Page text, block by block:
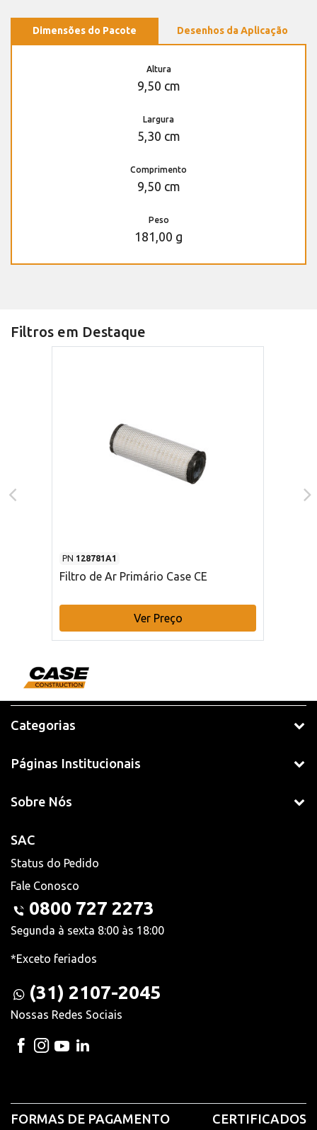
Dimensões do Pacote Desenhos da Aplicação
Altura
9,50 cm
Largura
5,30 cm
Comprimento
9,50 cm
Peso
181,00 g
Filtros em Destaque
PN 128781A1
Filtro de Ar Primário Case CE
Ver Preço
Categorias
Páginas Institucionais
Sobre Nós
SAC
Status do Pedido
Fale Conosco
0800 727 2273
Segunda à sexta 8:00 às 18:00
*Exceto feriados
(31) 2107-2045
Nossas Redes Sociais
FORMAS DE PAGAMENTO CERTIFICADOS